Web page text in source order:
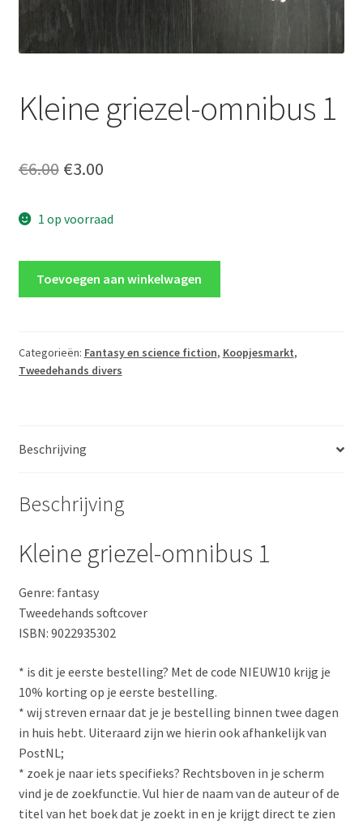
Kleine griezel-omnibus 1
€6.00 Oorspronkelijke
was:
€6.00.
€3.00Huidige
is:
€3.00.
1 op voorraad
aantal
Toevoegen aan winkelwagen
Categorieën: Fantasy en science fiction, Koopjesmarkt,
Tweedehands divers
Beschrijving
Beschrijving
Kleine griezel-omnibus 1
Genre: fantasy
Tweedehands softcover
ISBN: 9022935302
* is dit je eerste bestelling? Met de code NIEUW10 krijg je
10% korting op je eerste bestelling.
* wij streven ernaar dat je je bestelling binnen twee dagen
in huis hebt. Uiteraard zijn we hierin ook afhankelijk van
PostNL;
* zoek je naar iets specifieks? Rechtsboven in je scherm
vind je de zoekfunctie. Vul hier de naam van de auteur of de
titel van het boek dat je zoekt in en je krijgt direct te zien